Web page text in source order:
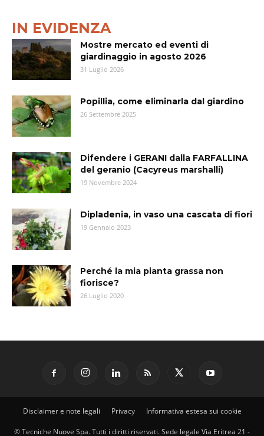
IN EVIDENZA
Mostre mercato ed eventi di
giardinaggio in agosto 2026
31 Luglio 2026
Popillia, come eliminarla dal giardino
26 Settembre 2025
Difendere i GERANI dalla FARFALLINA
del geranio (Cacyreus marshalli)
19 Novembre 2024
Dipladenia, in vaso una cascata di fiori
19 Gennaio 2023
Perché la mia pianta grassa non
fiorisce?
26 Luglio 2020
Disclaimer e note legali Privacy Informativa estesa sui cookie
© Tecniche Nuove Spa. Tutti i diritti riservati. Sede legale Via Eritrea 21 -